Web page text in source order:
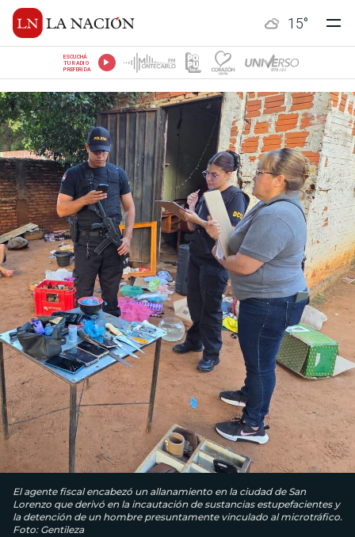
15°
ESCUCHÁ
TU RADIO
PREFERIDA
El agente fiscal encabezó un allanamiento en la ciudad de San
Lorenzo que derivó en la incautación de sustancias estupefacientes y
la detención de un hombre presuntamente vinculado al microtráfico.
Foto: Gentileza